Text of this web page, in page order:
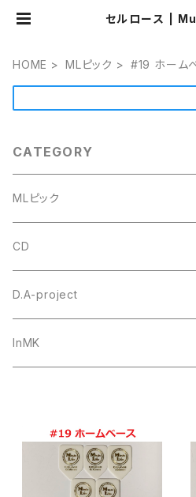
セルロース |
HOME MLピック #19 ホーム
CATEGORY
MLピック
#4 ミニトライアングル
セルロース
ポリアセタール
ウルテム
Triangle トライアングル オニギリ
JAZZ XL ジャズ
＃1 トライアングル
ポリアセタール
セルロース
ポリアセタール
＃7 スモールティアドロップ
#14 スモールトライアングル
CD
トゥクトゥクスキップ
goh
D.A-project
オリジナル
シールド
InMK